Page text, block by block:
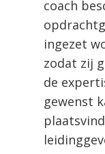
coach
ingezet
zodat zij
de
gewenst